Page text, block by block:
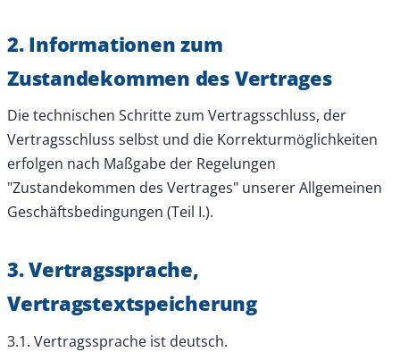
2. Informationen zum
Zustandekommen des Vertrages
Die technischen Schritte zum Vertragsschluss, der
Vertragsschluss selbst und die Korrekturmöglichkeiten
erfolgen nach Maßgabe der Regelungen
"Zustandekommen des Vertrages" unserer Allgemeinen
Geschäftsbedingungen (Teil I.).
3. Vertragssprache,
Vertragstextspeicherung
3.1. Vertragssprache ist deutsch.